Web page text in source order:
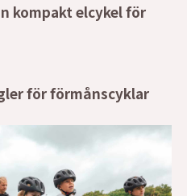
kompakt elcykel för
för förmånscyklar